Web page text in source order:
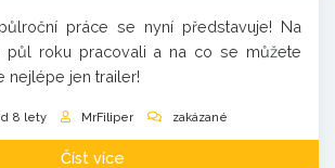
práce se nyní představuje! Na
roku pracovali a na co se můžete
nejlépe jen trailer!
8 lety MrFiliper zakázané
Číst více